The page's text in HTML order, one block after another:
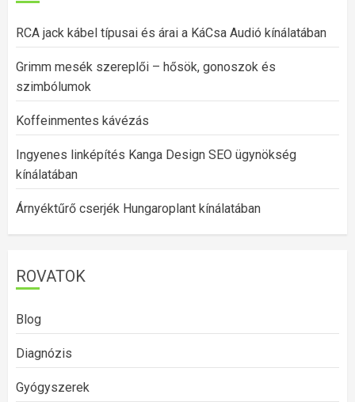
RCA jack kábel típusai és árai a KáCsa Audió kínálatában
Grimm mesék szereplői – hősök, gonoszok és
szimbólumok
Koffeinmentes kávézás
Ingyenes linképítés Kanga Design SEO ügynökség
kínálatában
Árnyéktűrő cserjék Hungaroplant kínálatában
ROVATOK
Blog
Diagnózis
Gyógyszerek